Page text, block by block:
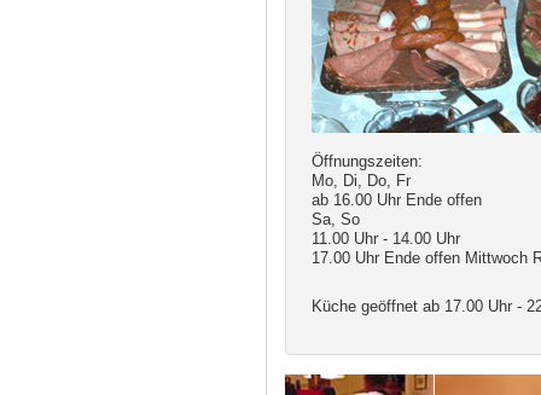
Öffnungszeiten:
Mo, Di, Do, Fr
ab 16.00 Uhr Ende offen
Sa, So
11.00 Uhr - 14.00 Uhr
17.00 Uhr Ende offen Mittwoch
Küche geöffnet ab 17.00 Uhr -